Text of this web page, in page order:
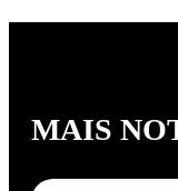
MAIS